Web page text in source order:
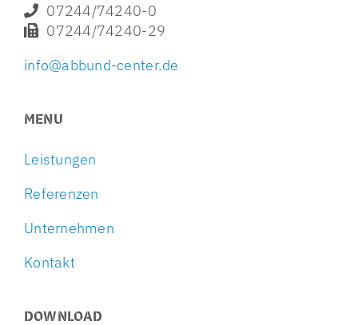
07244/74240-0
07244/74240-29
info@abbund-center.de
MENU
Leistungen
Referenzen
Unternehmen
Kontakt
DOWNLOAD